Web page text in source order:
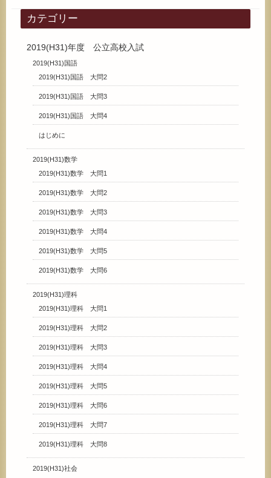
カテゴリー
2019(H31)年度 公立高校入試
2019(H31)国語
2019(H31)国語 大問2
2019(H31)国語 大問3
2019(H31)国語 大問4
はじめに
2019(H31)数学
2019(H31)数学 大問1
2019(H31)数学 大問2
2019(H31)数学 大問3
2019(H31)数学 大問4
2019(H31)数学 大問5
2019(H31)数学 大問6
2019(H31)理科
2019(H31)理科 大問1
2019(H31)理科 大問2
2019(H31)理科 大問3
2019(H31)理科 大問4
2019(H31)理科 大問5
2019(H31)理科 大問6
2019(H31)理科 大問7
2019(H31)理科 大問8
2019(H31)社会